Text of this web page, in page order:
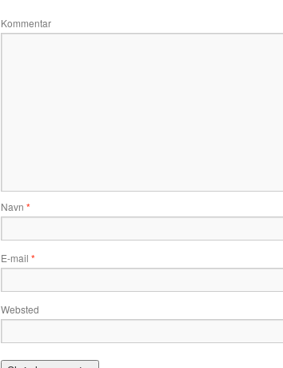
Kommentar
Navn *
E-mail *
Websted